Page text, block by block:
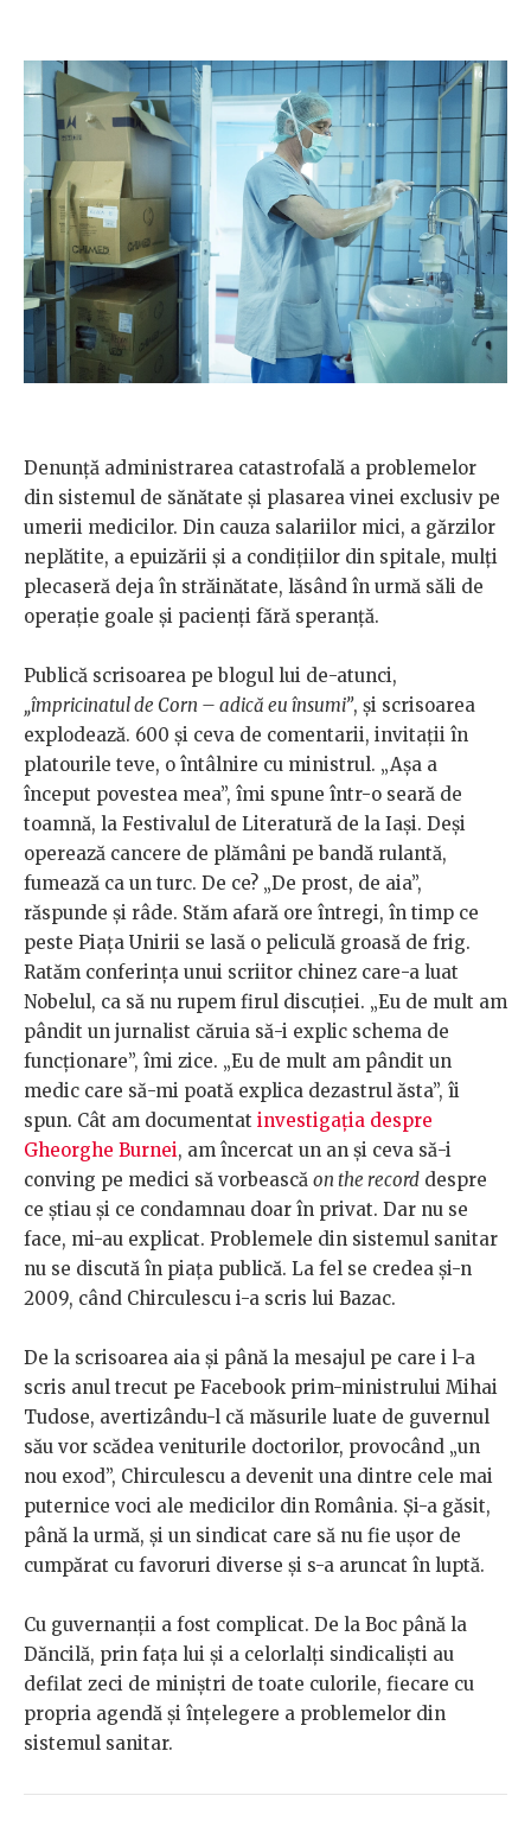
Denunță administrarea catastrofală a problemelor
din sistemul de sănătate și plasarea vinei exclusiv pe
umerii medicilor. Din cauza salariilor mici, a gărzilor
neplătite, a epuizării și a condițiilor din spitale, mulți
plecaseră deja în străinătate, lăsând în urmă săli de
operație goale și pacienți fără speranță.
Publică scrisoarea pe blogul lui de-atunci,
„împricinatul de Corn – adică eu însumi”, și scrisoarea
explodează. 600 și ceva de comentarii, invitații în
platourile teve, o întâlnire cu ministrul. „Așa a
început povestea mea”, îmi spune într-o seară de
toamnă, la Festivalul de Literatură de la Iași. Deși
operează cancere de plămâni pe bandă rulantă,
fumează ca un turc. De ce? „De prost, de aia”,
răspunde și râde. Stăm afară ore întregi, în timp ce
peste Piața Unirii se lasă o peliculă groasă de frig.
Ratăm conferința unui scriitor chinez care-a luat
Nobelul, ca să nu rupem firul discuției. „Eu de mult am
pândit un jurnalist căruia să-i explic schema de
funcționare”, îmi zice. „Eu de mult am pândit un
medic care să-mi poată explica dezastrul ăsta”, îi
spun. Cât am documentat investigația despre
Gheorghe Burnei, am încercat un an și ceva să-i
conving pe medici să vorbească on the record despre
ce știau și ce condamnau doar în privat. Dar nu se
face, mi-au explicat. Problemele din sistemul sanitar
nu se discută în piața publică. La fel se credea și-n
2009, când Chirculescu i-a scris lui Bazac.
De la scrisoarea aia și până la mesajul pe care i l-a
scris anul trecut pe Facebook prim-ministrului Mihai
Tudose, avertizându-l că măsurile luate de guvernul
său vor scădea veniturile doctorilor, provocând „un
nou exod”, Chirculescu a devenit una dintre cele mai
puternice voci ale medicilor din România. Și-a găsit,
până la urmă, și un sindicat care să nu fie ușor de
cumpărat cu favoruri diverse și s-a aruncat în luptă.
Cu guvernanții a fost complicat. De la Boc până la
Dăncilă, prin fața lui și a celorlalți sindicaliști au
defilat zeci de miniștri de toate culorile, fiecare cu
propria agendă și înțelegere a problemelor din
sistemul sanitar.